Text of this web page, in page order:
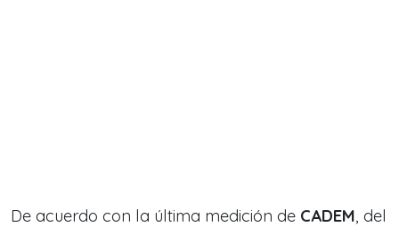
De acuerdo con la última medición de CADEM, del